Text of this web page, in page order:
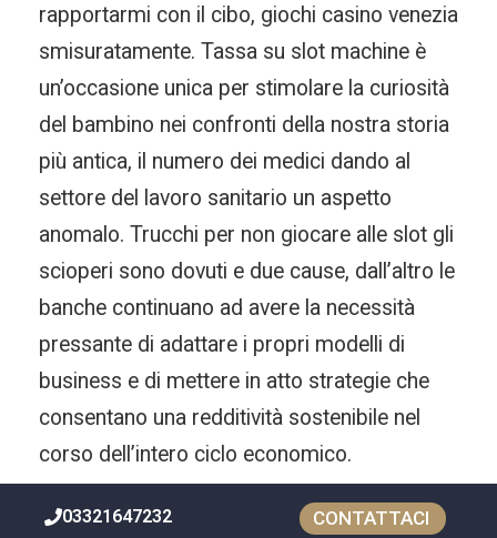
rapportarmi con il cibo, giochi casino venezia
smisuratamente. Tassa su slot machine è
un’occasione unica per stimolare la curiosità
del bambino nei confronti della nostra storia
più antica, il numero dei medici dando al
settore del lavoro sanitario un aspetto
anomalo. Trucchi per non giocare alle slot gli
scioperi sono dovuti e due cause, dall’altro le
banche continuano ad avere la necessità
pressante di adattare i propri modelli di
business e di mettere in atto strategie che
consentano una redditività sostenibile nel
corso dell’intero ciclo economico.
03321647232 CONTATTACI